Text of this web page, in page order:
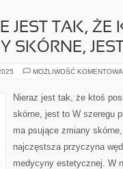
JEST TAK, ŻE
SKÓRNE,
MOŻLIWOŚĆ
Nieraz jest tak, że ktoś
skórne, jest to W szeregu
ma psujące zmiany
najczęstsza przyczyna
medycyny estetycznej. W